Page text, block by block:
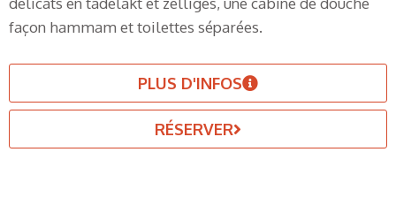
façon hammam et toilettes séparées.
PLUS D'INFOS
RÉSERVER